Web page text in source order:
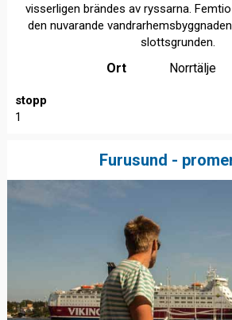
visserligen brändes av ryssarna.
den nuvarande
slottsgrunden.
Ort Norrtälje
stopp
1
Furusund -